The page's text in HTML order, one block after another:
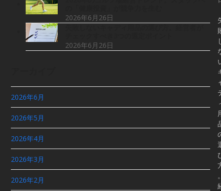
2026年6月26日
2026年6月26日
2026年6月
2026年5月
2026年4月
2026年3月
2026年2月